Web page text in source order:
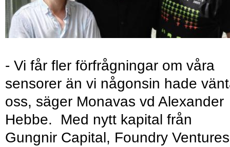
- Vi får fler förfrågningar om våra
sensorer än vi någonsin hade
oss, säger Monavas vd Alexander
Hebbe. Med nytt kapital från
Gungnir Capital, Foundry Ventures